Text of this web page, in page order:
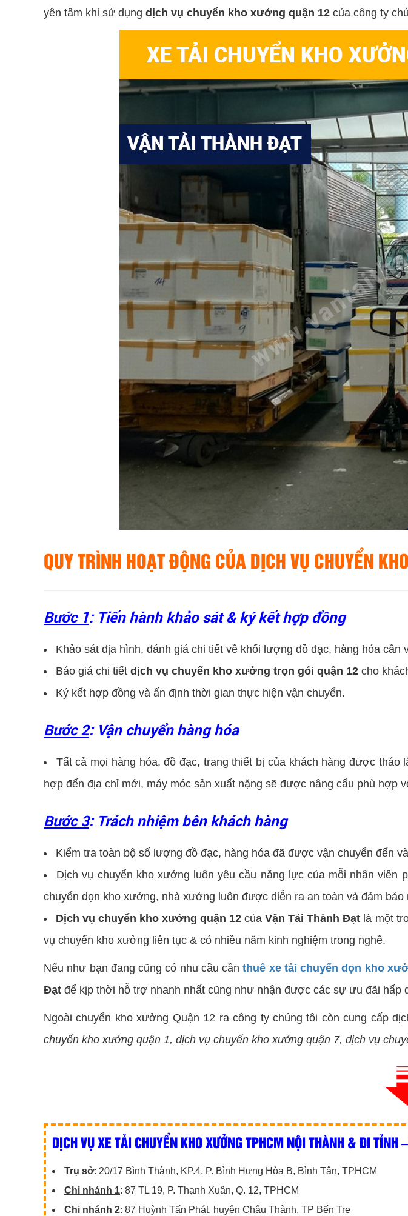
yên tâm khi sử dụng dịch vụ chuyển kho xưởng quận 12 của công ty
QUY TRÌNH HOẠT ĐỘNG CỦA DỊCH VỤ CHUYỂN
Bước 1: Tiến hành khảo sát & ký kết hợp đồng
Khảo sát địa hình, đánh giá chi tiết về khối lượng đồ đạc, hàng hóa cần
Báo giá chi tiết dịch vụ chuyển kho xưởng trọn gói quận 12 cho
Ký kết hợp đồng và ấn định thời gian thực hiện vận chuyển.
Bước 2: Vận chuyển hàng hóa
Tất cả mọi hàng hóa, đồ đạc, trang thiết bị của khách hàng được
hợp đến địa chỉ mới, máy móc sản xuất nặng sẽ được nâng cẩu phù hợp
Bước 3: Trách nhiệm bên khách hàng
Kiểm tra toàn bộ số lượng đồ đạc, hàng hóa đã được vận chuyển đến
Dịch vụ chuyển kho xưởng luôn yêu cầu năng lực của mỗi nhân viên
chuyển dọn kho xưởng, nhà xưởng luôn được diễn ra an toàn và đảm bảo
Dịch vụ chuyển kho xưởng quận 12 củaVận Tải Thành Đạt là một
vụ chuyển kho xưởng liên tục & có nhiều năm kinh nghiệm trong nghề.
Nếu như bạn đang cũng có nhu cầu cầnthuê xe tải chuyển dọn kho
Đạt để kịp thời hỗ trợ nhanh nhất cũng như nhận được các sự ưu đãi hấp
Ngoài chuyển kho xưởng Quận 12 ra công ty chúng tôi còn cung cấp
chuyển kho xưởng quận 1, dịch vụ chuyển kho xưởng quận 7, dịch vụ
DỊCH VỤ XE TẢI CHUYỂN KHO XƯỞNG TPHCM NỘI THÀNH & ĐI TỈNH
Trụ sở: 20/17 Bình Thành, KP.4, P. Bình Hưng Hòa B, Bình Tân, TPHCM
Chi nhánh 1: 87 TL 19, P. Thạnh Xuân, Q. 12, TPHCM
Chi nhánh 2: 87 Huỳnh Tấn Phát, huyện Châu Thành, TP Bến Tre